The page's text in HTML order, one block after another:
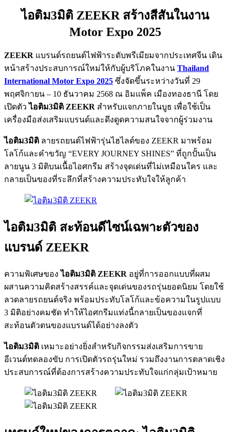
ไอติม3มิติ ZEEKR สร้างสีสันในงาน
Motor Expo 2025
ZEEKR แบรนด์รถยนต์ไฟฟ้าระดับพรีเมียมจากประเทศจีน เดิน
หน้าสร้างประสบการณ์ใหม่ให้กับผู้บริโภคในงาน Thailand
International Motor Expo 2025 ซึ่งจัดขึ้นระหว่างวันที่ 29
พฤศจิกายน – 10 ธันวาคม 2568 ณ อิมแพ็ค เมืองทองธานี โดย
เปิดตัวไอติม3มิติ ZEEKR สำหรับแจกภายในบูธ เพื่อใช้เป็น
เครื่องมือส่งเสริมแบรนด์และดึงดูดความสนใจจากผู้ร่วมงาน
ไอติม3มิติ ลายรถยนต์ไฟฟ้ารุ่นไฮไลต์ของ ZEEKR มาพร้อม
โลโก้และคำขวัญ “EVERY JOURNEY SHINES” ที่ถูกปั้นเป็น
ลายนูน 3 มิติบนเนื้อไอศกรีม สร้างจุดเด่นที่ไม่เหมือนใคร และ
กลายเป็นของที่ระลึกที่สร้างความประทับใจให้ลูกค้า
ไอติม3มิติ สะท้อนดีไซน์เฉพาะตัวของ
แบรนด์ ZEEKR
ความพิเศษของไอติม3มิติ ZEEKR อยู่ที่การออกแบบที่ผสม
ผสานความคิดสร้างสรรค์และจุดเด่นของรถรุ่นยอดนิยม โดยใช้
ลวดลายรถยนต์จริง พร้อมประทับโลโก้และข้อความในรูปแบบ
3 มิติอย่างคมชัด ทำให้ไอศกรีมแท่งนี้กลายเป็นของแจกที่
สะท้อนตัวตนของแบรนด์ได้อย่างลงตัว
ไอติม3มิติ เหมาะอย่างยิ่งสำหรับกิจกรรมส่งเสริมการขาย
อีเวนต์ทดลองขับ การเปิดตัวรถรุ่นใหม่ รวมถึงงานการตลาดเชิง
ประสบการณ์ที่ต้องการสร้างความประทับใจแก่กลุ่มเป้าหมาย